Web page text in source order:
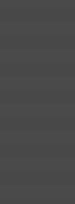
identifizieren